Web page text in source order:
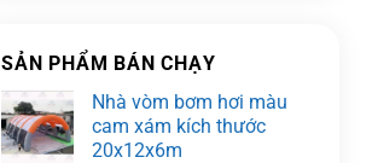
SẢN PHẨM BÁN CHẠY
Nhà vòm bơm hơi màu
cam xám kích thước
20x12x6m